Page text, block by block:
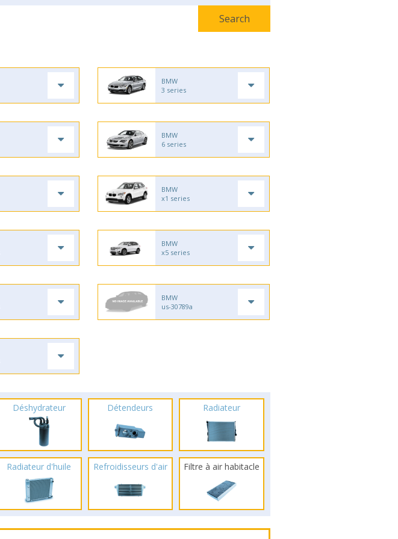
BMW
3 series
BMW
6 series
BMW
x1 series
BMW
x5 series
BMW
us-30789a
Déshydrateur Détendeurs Radiateur
Radiateur d'huile Refroidisseurs d'air Filtre à air habitacle